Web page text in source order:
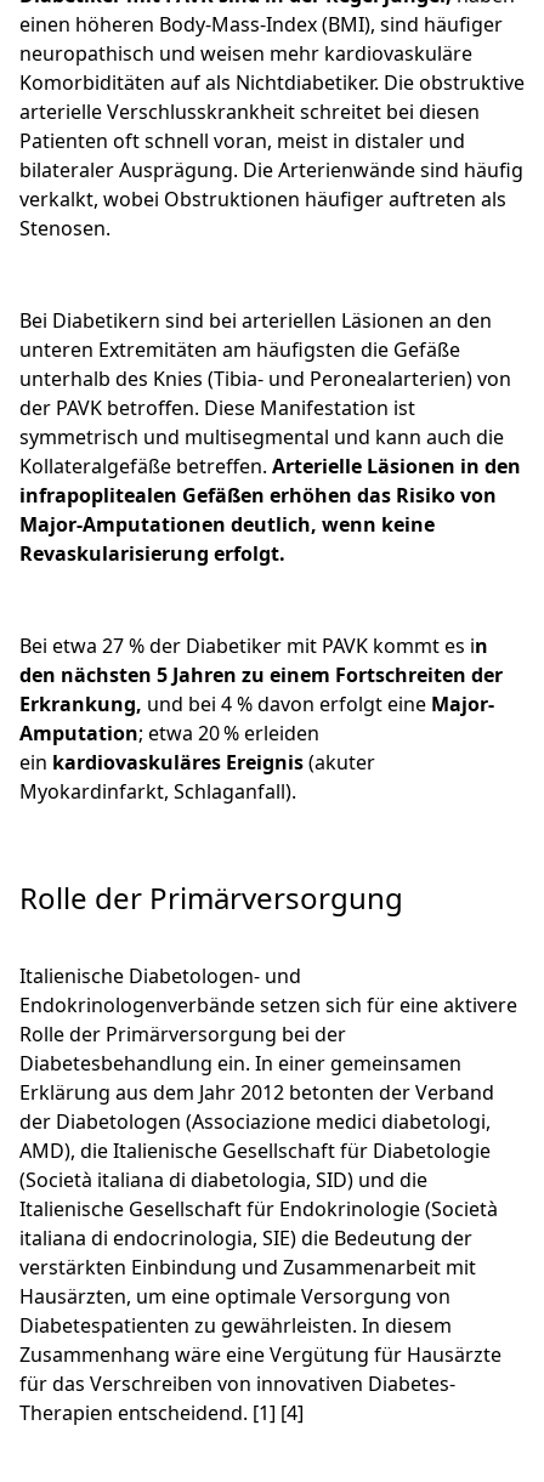
einen höheren Body-Mass-Index (BMI), sind häufiger
neuropathisch und weisen mehr kardiovaskuläre
Komorbiditäten auf als Nichtdiabetiker. Die obstruktive
arterielle Verschlusskrankheit schreitet bei diesen
Patienten oft schnell voran, meist in distaler und
bilateraler Ausprägung. Die Arterienwände sind häufig
verkalkt, wobei Obstruktionen häufiger auftreten als
Stenosen.
Bei Diabetikern sind bei arteriellen Läsionen an den
unteren Extremitäten am häufigsten die Gefäße
unterhalb des Knies (Tibia- und Peronealarterien) von
der PAVK betroffen. Diese Manifestation ist
symmetrisch und multisegmental und kann auch die
Kollateralgefäße betreffen. Arterielle Läsionen in den
infrapoplitealen Gefäßen erhöhen das Risiko von
Major-Amputationen deutlich, wenn keine
Revaskularisierung erfolgt.
Bei etwa 27 % der Diabetiker mit PAVK kommt es in
den nächsten 5 Jahren zu einem Fortschreiten der
Erkrankung, und bei 4 % davon erfolgt eine Major-
Amputation; etwa 20 % erleiden
ein kardiovaskuläres Ereignis(akuter
Myokardinfarkt, Schlaganfall).
Rolle der Primärversorgung
Italienische Diabetologen- und
Endokrinologenverbände setzen sich für eine aktivere
Rolle der Primärversorgung bei der
Diabetesbehandlung ein. In einer gemeinsamen
Erklärung aus dem Jahr 2012 betonten der Verband
der Diabetologen (Associazione medici diabetologi,
AMD), die Italienische Gesellschaft für Diabetologie
(Società italiana di diabetologia, SID) und die
Italienische Gesellschaft für Endokrinologie (Società
italiana di endocrinologia, SIE) die Bedeutung der
verstärkten Einbindung und Zusammenarbeit mit
Hausärzten, um eine optimale Versorgung von
Diabetespatienten zu gewährleisten. In diesem
Zusammenhang wäre eine Vergütung für Hausärzte
für das Verschreiben von innovativen Diabetes-
Therapien entscheidend. [1] [4]